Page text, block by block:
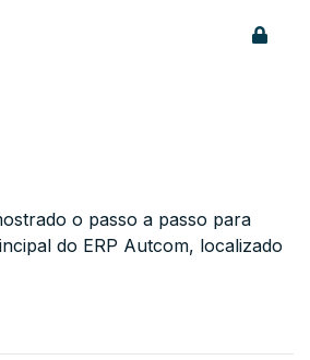
o passo a passo para
do ERP Autcom, localizado